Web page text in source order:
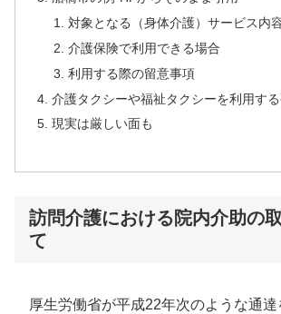
対象となる（身体介護）サービス内
介護保険で利用できる場合
利用する際の留意事項
介護タクシーや福祉タクシーを利用す
現実は厳しい面も
訪問介護における院内介助の
て
厚生労働省が平成22年次のような通達